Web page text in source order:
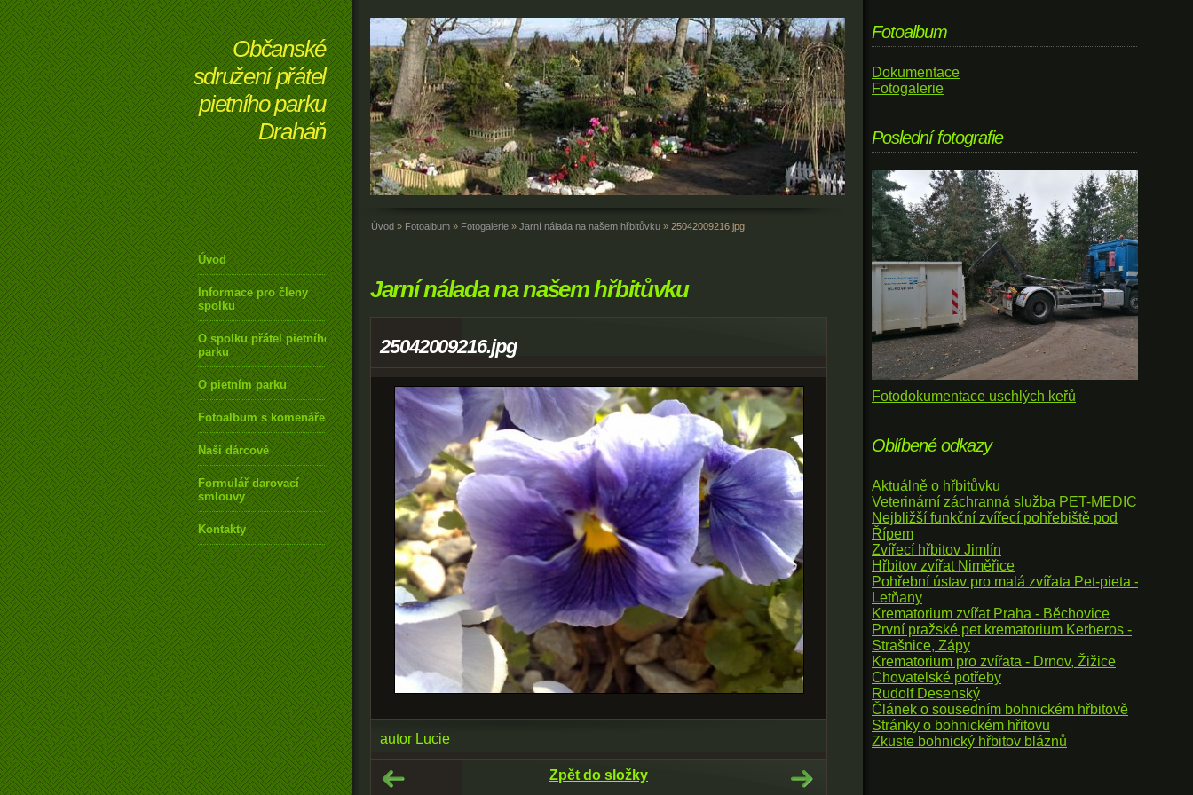
Občanské
sdružení přátel
pietního parku
Draháň
Úvod
Informace pro členy
spolku
O spolku přátel pietního
parku
O pietním parku
Fotoalbum s komenářem
Naši dárcové
Formulář darovací
smlouvy
Kontakty
Úvod » Fotoalbum » Fotogalerie » Jarní nálada na našem hřbitůvku » 25042009216.jpg
Jarní nálada na našem hřbitůvku
25042009216.jpg
autor Lucie
Zpět do složky
Fotoalbum
Dokumentace
Fotogalerie
Poslední fotografie
Fotodokumentace uschlých keřů
Oblíbené odkazy
Aktuálně o hřbitůvku
Veterinární záchranná služba PET-MEDIC
Nejbližší funkční zvířecí pohřebiště pod
Řípem
Zvířecí hřbitov Jimlín
Hřbitov zvířat Niměřice
Pohřební ústav pro malá zvířata Pet-pieta -
Letňany
Krematorium zvířat Praha - Běchovice
První pražské pet krematorium Kerberos -
Strašnice, Zápy
Krematorium pro zvířata - Drnov, Žižice
Chovatelské potřeby
Rudolf Desenský
Článek o sousedním bohnickém hřbitově
Stránky o bohnickém hřitovu
Zkuste bohnický hřbitov bláznů